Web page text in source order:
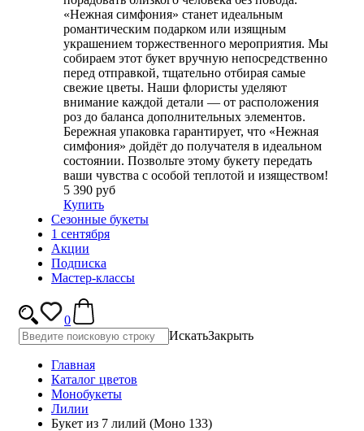
«Нежная симфония» станет идеальным
романтическим подарком или изящным
украшением торжественного мероприятия. Мы
собираем этот букет вручную непосредственно
перед отправкой, тщательно отбирая самые
свежие цветы. Наши флористы уделяют
внимание каждой детали — от расположения
роз до баланса дополнительных элементов.
Бережная упаковка гарантирует, что «Нежная
симфония» дойдёт до получателя в идеальном
состоянии. Позвольте этому букету передать
ваши чувства с особой теплотой и изяществом!
5 390 руб
Купить
Сезонные букеты
1 сентября
Акции
Подписка
Мастер-классы
0
ИскатьЗакрыть
Главная
Каталог цветов
Монобукеты
Лилии
Букет из 7 лилий (Моно 133)